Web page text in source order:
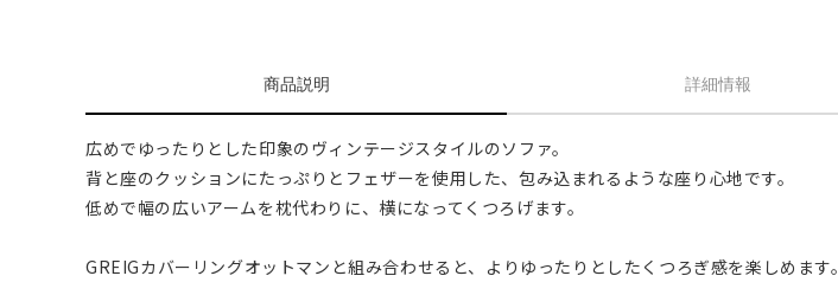
商品説明 詳細情報
広めでゆったりとした印象のヴィンテージスタイルのソファ。
背と座のクッションにたっぷりとフェザーを使用した、包み込まれるような座り心地です。
低めで幅の広いアームを枕代わりに、横になってくつろげます。
GREIGカバーリングオットマンと組み合わせると、よりゆったりとしたくつろぎ感を楽しめます。